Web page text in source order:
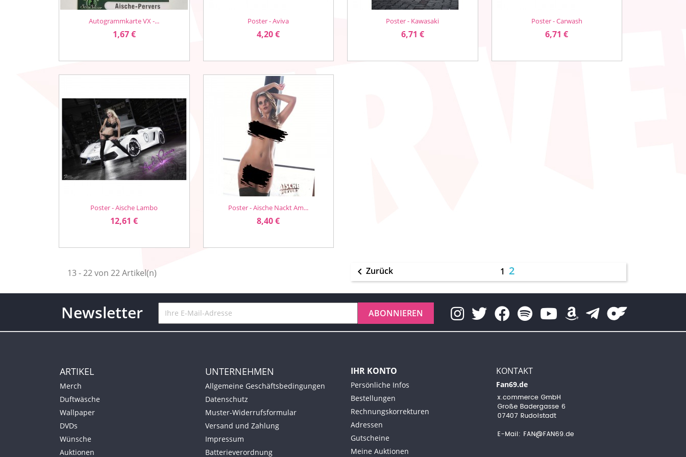
Autogrammkarte VX -...
Preis
1,67 €
Vorschau Poster - Aviva
Preis
4,20 €
Vorschau Poster - Kawasaki
Preis
6,71 €
Vorschau Poster - Carwash
Preis
6,71 €
Vorschau
Poster - Aische Lambo
Preis
12,61 €
 Vorschau Poster - Aische Nackt Am...
Preis
8,40 €
Vorschau
13 - 22 von 22 Artikel(n)  Zurück 12
Newsletter
ARTIKEL
Merch
Duftwäsche
Wallpaper
DVDs
Wünsche
Auktionen
UNTERNEHMEN
Allgemeine Geschäftsbedingungen
Datenschutz
Muster-Widerrufsformular
Versand und Zahlung
Impressum
Batterieverordnung
IHR KONTO
Persönliche Infos
Bestellungen
Rechnungskorrekturen
Adressen
Gutscheine
Meine Auktionen
KONTAKT
Fan69.de